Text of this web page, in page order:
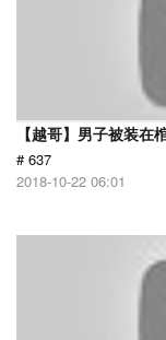
【越哥】男子被装在
# 637
2018-10-22 06:01